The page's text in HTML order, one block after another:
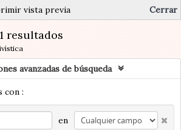
vista previa Cerrar
resultados
avanzadas de búsqueda
con :
en